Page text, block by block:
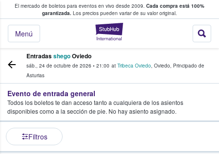
El mercado de boletos para eventos en vivo desde 2009. Cada compra está 100%
garantizada. Los precios pueden variar de su valor original.
StubHub: donde
Menú
fans compran y venden boletos
EntradasshegoOviedo
sáb., 24 de octubre de 2026 • 21:00 at Tribeca Oviedo, Oviedo, Principado de
Asturias
Evento de entrada general
Todos los boletos te dan acceso tanto a cualquiera de los asientos
disponibles como a la sección de pie. No hay asiento asignado.
Filtros